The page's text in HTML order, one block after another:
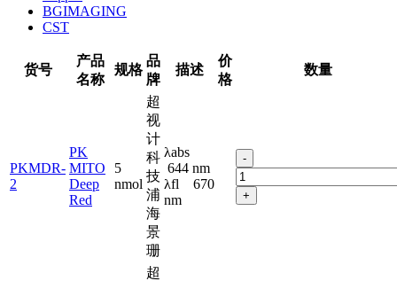
BGIMAGING
CST
货号
产品
名称
规格
品
牌
描述
价
格
数量
PKMDR-
2
PK
MITO
Deep
Red
5
nmol
超
视
计
科
技
浦
海
景
珊
λabs
644 nm
λfl 670
nm
-
+
超